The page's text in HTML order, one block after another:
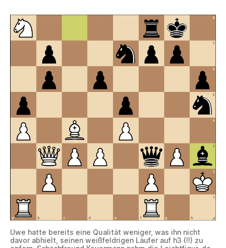
Uwe hatte bereits eine Qualität weniger, was ihn nicht
davor abhielt, seinen weißfeldrigen Läufer auf h3 (!!) zu